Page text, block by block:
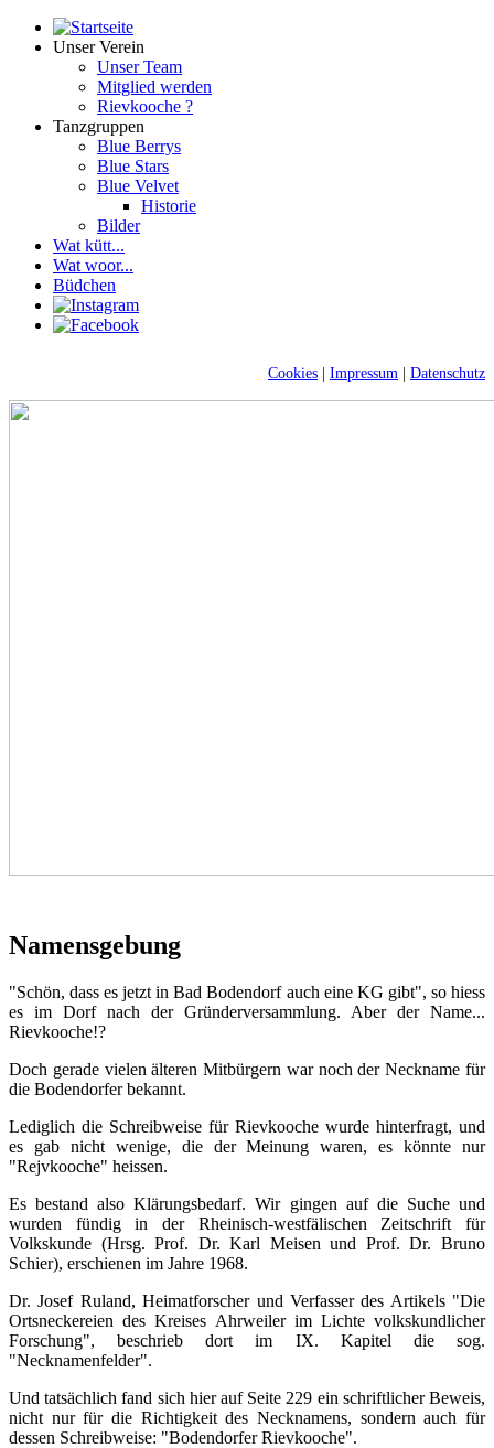
Unser Verein
Unser Team
Mitglied werden
Rievkooche ?
Tanzgruppen
Blue Berrys
Blue Stars
Blue Velvet
Historie
Bilder
Wat kütt...
Wat woor...
Büdchen
Cookies Impressum Datenschutz
Namensgebung
"Schön, dass es jetzt in Bad Bodendorf auch eine KG gibt", so hiess
es im Dorf nach der Gründerversammlung. Aber der Name...
Rievkooche!?
Doch gerade vielen älteren Mitbürgern war noch der Neckname für
die Bodendorfer bekannt.
Lediglich die Schreibweise für Rievkooche wurde hinterfragt, und
es gab nicht wenige, die der Meinung waren, es könnte nur
"Rejvkooche" heissen.
Es bestand also Klärungsbedarf. Wir gingen auf die Suche und
wurden fündig in der Rheinisch-westfälischen Zeitschrift für
Volkskunde (Hrsg. Prof. Dr. Karl Meisen und Prof. Dr. Bruno
Schier), erschienen im Jahre 1968.
Dr. Josef Ruland, Heimatforscher und Verfasser des Artikels "Die
Ortsneckereien des Kreises Ahrweiler im Lichte volkskundlicher
Forschung", beschrieb dort im IX. Kapitel die sog.
"Necknamenfelder".
Und tatsächlich fand sich hier auf Seite 229 ein schriftlicher Beweis,
nicht nur für die Richtigkeit des Necknamens, sondern auch für
dessen Schreibweise: "Bodendorfer Rievkooche".